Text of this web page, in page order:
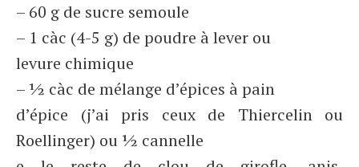
– 60 g de sucre semoule
– 1 càc (4-5 g) de poudre à lever ou
levure chimique
– ½ càc de mélange d’épices à pain
d’épice (j’ai pris ceux de Thiercelin ou
Roellinger) ou ½ cannelle